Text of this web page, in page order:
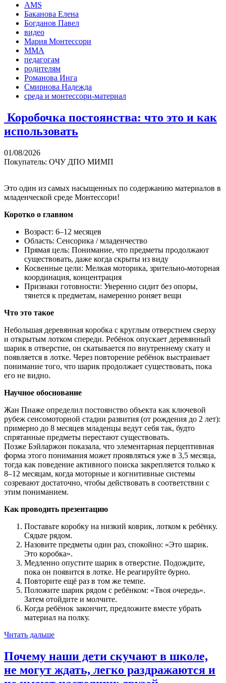
AMS
Баканова Елена
Богданов Павел
видео
Мария Монтессори
ММА
педагогам
родителям
Романова Инга
Смирнова Надежда
среда и монтессори-материал
​ Коробочка постоянства: что это и как
использовать
01/08/2026
Покупатель: ОЧУ ДПО МИМП
Это один из самых насыщенных по содержанию материалов в
младенческой среде Монтессори!
Коротко о главном
Возраст: 6–12 месяцев
Область: Сенсорика / младенчество
Прямая цель: Понимание, что предметы продолжают
существовать, даже когда скрыты из виду
Косвенные цели: Мелкая моторика, зрительно-моторная
координация, концентрация
Признаки готовности: Уверенно сидит без опоры,
тянется к предметам, намеренно роняет вещи
Что это такое
Небольшая деревянная коробка с круглым отверстием сверху
и открытым лотком спереди. Ребёнок опускает деревянный
шарик в отверстие, он скатывается по внутреннему скату и
появляется в лотке. Через повторение ребёнок выстраивает
понимание того, что шарик продолжает существовать, пока
его не видно.
Научное обоснование
Жан Пиаже определил постоянство объекта как ключевой
рубеж сенсомоторной стадии развития (от рождения до 2 лет):
примерно до 8 месяцев младенцы ведут себя так, будто
спрятанные предметы перестают существовать.
Позже Бэйларжон показала, что элементарная перцептивная
форма этого понимания может проявляться уже в 3,5 месяца,
тогда как поведение активного поиска закрепляется только к
8–12 месяцам, когда моторные и когнитивные системы
созревают достаточно, чтобы действовать в соответствии с
этим пониманием.
Как проводить презентацию
Поставьте коробку на низкий коврик, лотком к ребёнку.
Сядьте рядом.
Назовите предметы один раз, спокойно: «Это шарик.
Это коробка».
Медленно опустите шарик в отверстие. Подождите,
пока он появится в лотке. Не реагируйте бурно.
Повторите ещё раз в том же темпе.
Положите шарик рядом с ребёнком: «Твоя очередь».
Затем отойдите и молчите.
Когда ребёнок закончит, предложите вместе убрать
материал на полку.
Читать дальше
Почему наши дети скучают в школе,
не могут ждать, легко раздражаются и